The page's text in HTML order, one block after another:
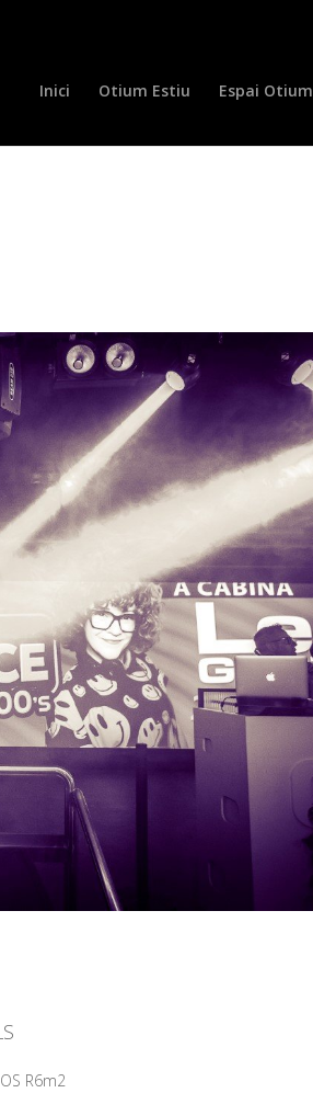
Inici Otium Estiu Espai Otium
R6m2